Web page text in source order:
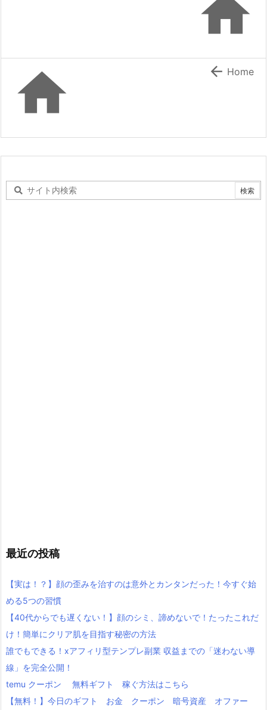

  Home
最近の投稿
【実は！？】顔の歪みを治すのは意外とカンタンだった！今すぐ始
める5つの習慣
【40代からでも遅くない！】顔のシミ、諦めないで！たったこれだ
け！簡単にクリア肌を目指す秘密の方法
誰でもできる！xアフィリ型テンプレ副業 収益までの「迷わない導
線」を完全公開！
temu クーポン 無料ギフト 稼ぐ方法はこちら
【無料！】今日のギフト お金 クーポン 暗号資産 オファー